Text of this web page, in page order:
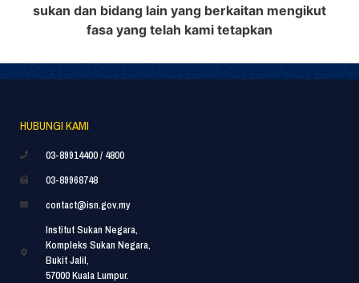
sukan dan bidang lain yang berkaitan mengikut
fasa yang telah kami tetapkan
HUBUNGI KAMI
03-89914400 / 4800
03-89968748
contact@isn.gov.my
Institut Sukan Negara,
Kompleks Sukan Negara,
Bukit Jalil,
57000 Kuala Lumpur.